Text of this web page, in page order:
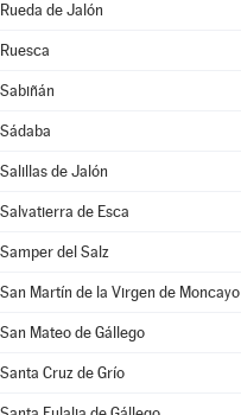
Rueda de Jalón
Ruesca
Sabiñán
Sádaba
Salillas de Jalón
Salvatierra de Esca
Samper del Salz
San Martín de la Virgen de Moncayo
San Mateo de Gállego
Santa Cruz de Grío